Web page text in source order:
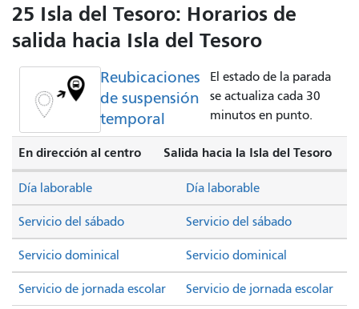
25 Isla del Tesoro: Horarios de
salida hacia Isla del Tesoro
Reubicaciones
de suspensión
temporal
El estado de la parada
se actualiza cada 30
minutos en punto.
En dirección al centro Salida hacia la Isla del Tesoro
Servicio del sábado Servicio del sábado
Servicio dominical Servicio dominical
Día laborable Día laborable
Servicio de jornada escolar Servicio de jornada escolar